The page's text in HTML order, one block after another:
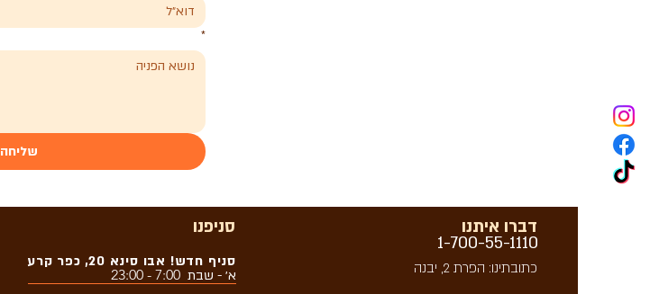
*
שליחה
סניפנו
סניף חדש! אבו סינא 20, כפר קרע
א׳ - שבת7:00 - 23:00
דברו איתנו
כתובתינו: הפרת 2, יבנה
1-700-55-1110